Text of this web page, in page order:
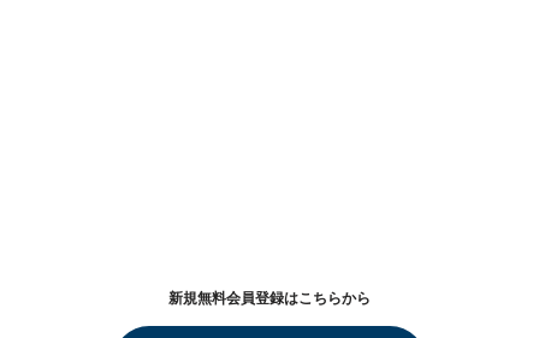
新規無料会員登録はこちらから